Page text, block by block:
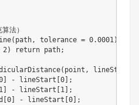
法）
( path, tolerance = 0.0001)
2) return path;
( point , lineStart
- lineStart 0
;
1 - lineStart 1
;
0 - lineStart 0
;